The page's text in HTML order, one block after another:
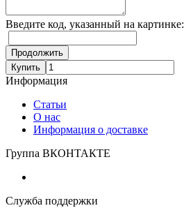
Введите код, указанный на картинке:
Продолжить
Купить
Информация
Статьи
О нас
Информация о доставке
Группа ВКОНТАКТЕ
Служба поддержки